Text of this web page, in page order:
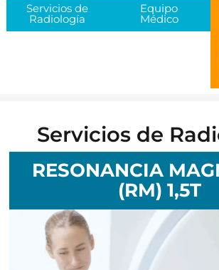
Servicios de
Radiología
Equipo
Médico
Servicios de
RESONANCIA
(RM) 1,5T